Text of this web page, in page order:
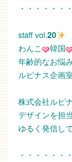
・・・・・・
staff vol.20
わんこ
韓国
年齢的なお悩
ルピナス企画
株式会社ルピ
デザインを担
ゆるく発信し
・・・・・・